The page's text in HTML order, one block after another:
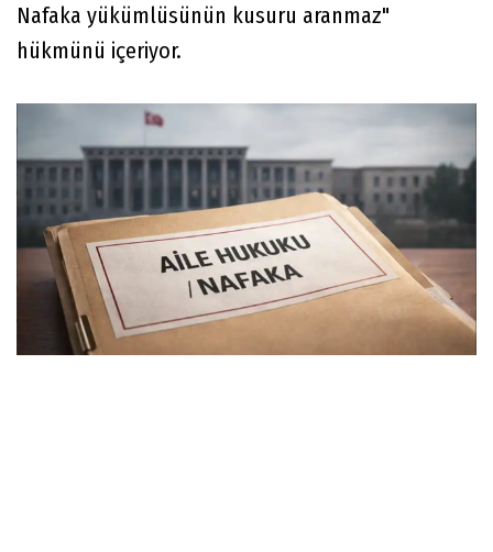
Nafaka yükümlüsünün kusuru aranmaz"
hükmünü içeriyor.